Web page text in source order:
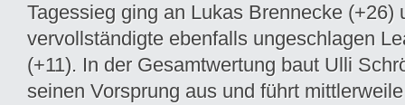
Tagessieg ging an Lukas Brennecke (+26)
vervollständigte ebenfalls ungeschlagen
(+11). In der Gesamtwertung baut Ulli
seinen Vorsprung aus und führt